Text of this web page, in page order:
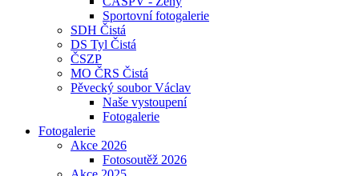
Sportovní fotogalerie
SDH Čistá
DS Tyl Čistá
ČSZP
MO ČRS Čistá
Pěvecký soubor Václav
Naše vystoupení
Fotogalerie
Fotogalerie
Akce 2026
Fotosoutěž 2026